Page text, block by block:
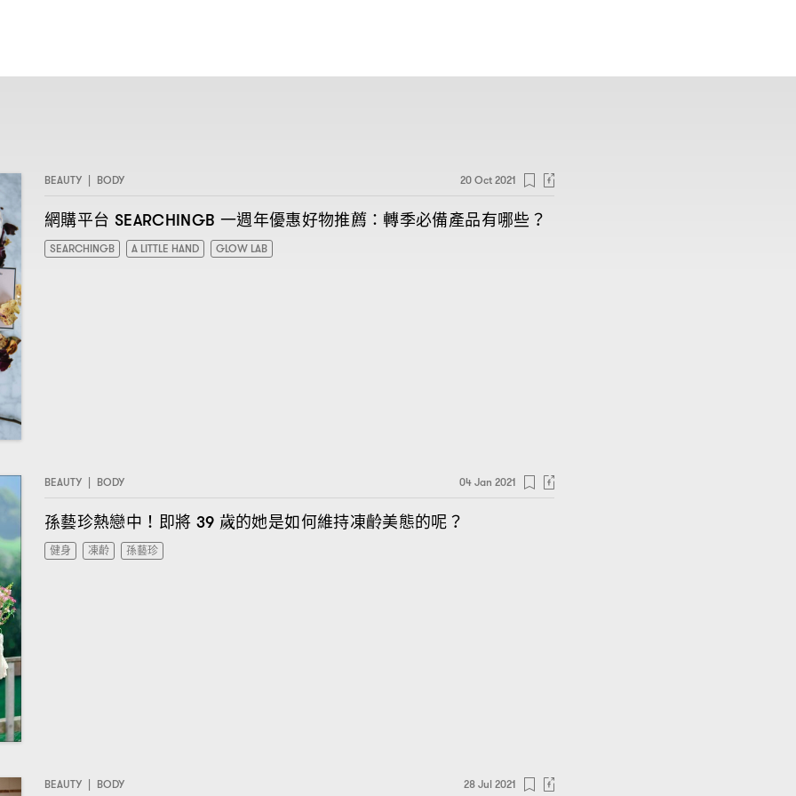
BEAUTY | BODY 20 Oct 2021
網購平台 SEARCHINGB 一週年優惠好物推薦 ：轉季必備產品有哪些 ？
SEARCHINGB A LITTLE HAND GLOW LAB
BEAUTY | BODY 04 Jan 2021
孫藝珍熱戀中 ！ 即將 39 歲的她是如何維持凍齡美態的呢？
健身 凍齡 孫藝珍
BEAUTY | BODY 28 Jul 2021